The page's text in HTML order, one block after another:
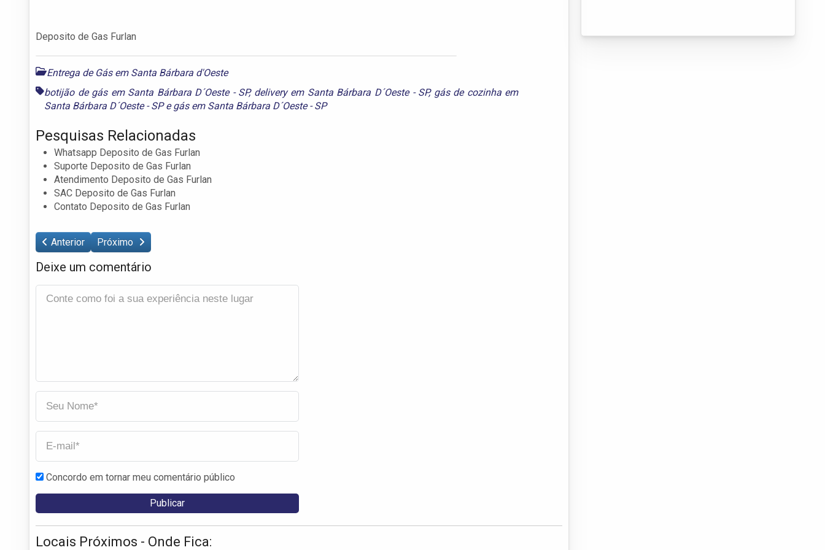
Deposito de Gas Furlan
Entrega de Gás em Santa Bárbara d'Oeste
botijão de gás em Santa Bárbara D´Oeste - SP, delivery em Santa Bárbara D´Oeste - SP, gás de cozinha em
Santa Bárbara D´Oeste - SPegás em Santa Bárbara D´Oeste - SP
Pesquisas Relacionadas
Whatsapp Deposito de Gas Furlan
Suporte Deposito de Gas Furlan
Atendimento Deposito de Gas Furlan
SAC Deposito de Gas Furlan
Contato Deposito de Gas Furlan
Anterior Próximo
Deixe um comentário
Concordo em tornar meu comentário público
Locais Próximos - Onde Fica: